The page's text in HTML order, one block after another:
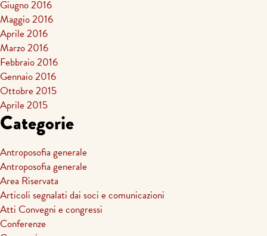
Giugno 2016
Maggio 2016
Aprile 2016
Marzo 2016
Febbraio 2016
Gennaio 2016
Ottobre 2015
Aprile 2015
Categorie
Antroposofia generale
Antroposofia generale
Area Riservata
Articoli segnalati dai soci e comunicazioni
Atti Convegni e congressi
Conferenze